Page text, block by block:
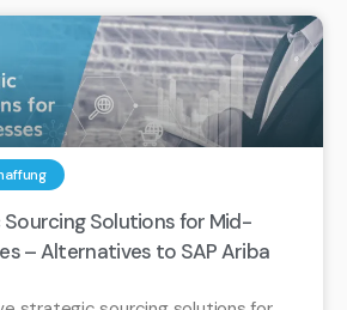
Sourcing Solutions for Mid-
– Alternatives to SAP Ariba